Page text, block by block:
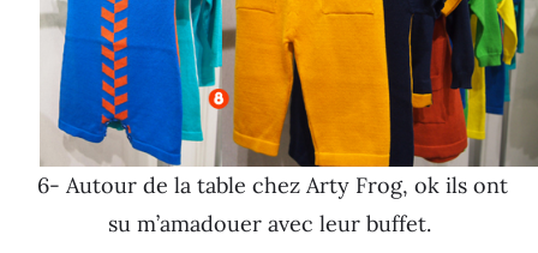
6- Autour de la table chez Arty Frog, ok ils ont
su m’amadouer avec leur buffet.